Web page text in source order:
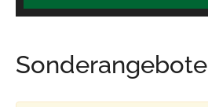
Sonderangebote